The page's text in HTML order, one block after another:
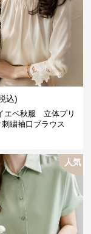
込)
エベ秋服 立体プリ
繍袖口ブラウス
人気